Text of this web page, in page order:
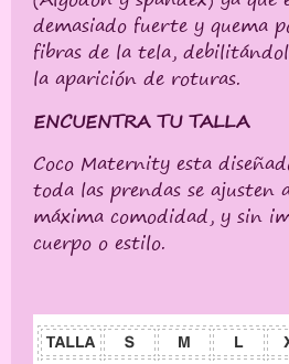
demasiado fuerte y quema
fibras de la tela,
la aparición de roturas.
ENCUENTRA TU TALLA
Coco Maternity esta
toda las prendas se ajusten
máxima comodidad, y sin
cuerpo o estilo.